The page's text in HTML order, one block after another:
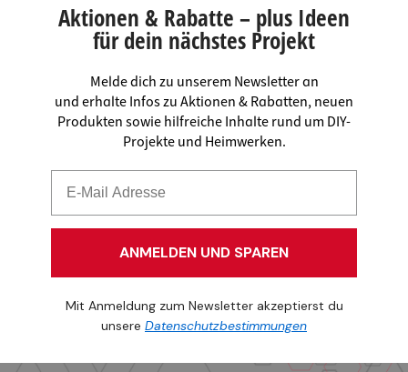
Aktionen & Rabatte – plus Ideen
für dein nächstes Projekt
Melde dich zu unserem Newsletter an
und erhalte Infos zu Aktionen & Rabatten, neuen
Produkten sowie hilfreiche Inhalte rund um DIY-
Projekte und Heimwerken.
ANMELDEN UND SPAREN
Mit Anmeldung zum Newsletter akzeptierst du
unsere Datenschutzbestimmungen